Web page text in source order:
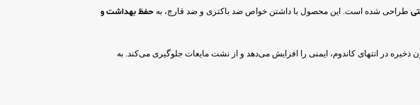
طراحی شده است. این محصول با داشتن خواص ضد باکتری و ضد قارچ، به حفظ بهداشت و
در انتهای کاندوم، ایمنی را افزایش می‌دهد و از نشت مایعات جلوگیری می‌کند. به